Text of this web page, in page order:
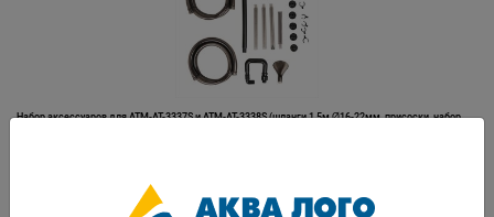
Набор аксессуаров для ATM-AT-3337S и ATM-AT-3338S (шланги 1,5м Ø16-22мм, присоски, набор